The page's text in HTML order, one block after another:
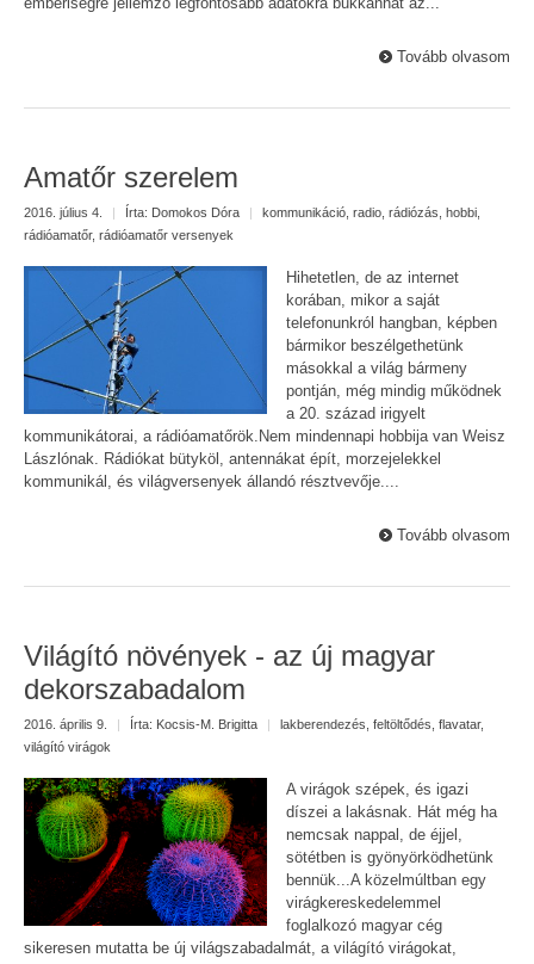
Tovább olvasom
Amatőr szerelem
2016. július 4. | Írta: Domokos Dóra | kommunikáció radio rádiózás hobbi
rádióamatőr, rádióamatőr versenyek
Hihetetlen, de az internet
korában, mikor a saját
telefonunkról hangban, képben
bármikor beszélgethetünk
másokkal a világ bármeny
pontján, még mindig működnek
a 20. század irigyelt
kommunikátorai, a rádióamatőrök.Nem mindennapi hobbija van Weisz
Lászlónak. Rádiókat bütyköl, antennákat épít, morzejelekkel
kommunikál, és világversenyek állandó résztvevője....
Tovább olvasom
Világító növények - az új magyar
dekorszabadalom
2016. április 9. | Írta: Kocsis-M. Brigitta | lakberendezés feltöltődés flavatar,
világító virágok
A virágok szépek, és igazi
díszei a lakásnak. Hát még ha
nemcsak nappal, de éjjel,
sötétben is gyönyörködhetünk
bennük...A közelmúltban egy
virágkereskedelemmel
foglalkozó magyar cég
sikeresen mutatta be új világszabadalmát, a világító virágokat,